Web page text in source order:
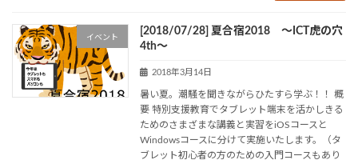
イベント
[2018/07/28] 夏合宿2018 ～ICT虎の穴
4th～
2018年3月14日
暑い夏。潮騒を聞きながらひたすら学ぶ！！ 概
要 特別支援教育でタブレット端末を活かしきる
ためのさまざまな講義と実習をiOSコースと
Windowsコースに分けて実施いたします。（タ
ブレット初心者の方のための入門コースもあり